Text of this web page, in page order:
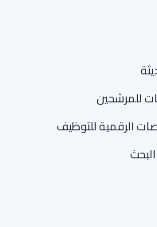
للمرشحين
الرقمية للتوظيف